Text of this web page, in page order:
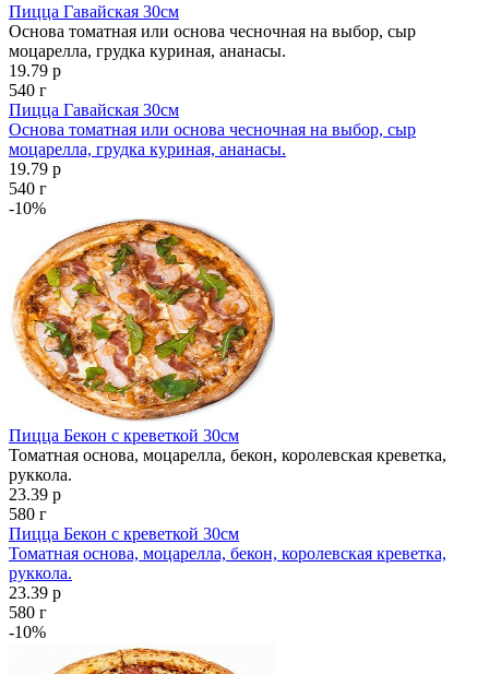
Пицца Гавайская 30см
Основа томатная или основа чесночная на выбор, сыр
моцарелла, грудка куриная, ананасы.
19.79 р
540 г
Пицца Гавайская 30см
Основа томатная или основа чесночная на выбор, сыр
моцарелла, грудка куриная, ананасы.
19.79 р
540 г
-10%
Пицца Бекон с креветкой 30см
Томатная основа, моцарелла, бекон, королевская креветка,
руккола.
23.39 р
580 г
Пицца Бекон с креветкой 30см
Томатная основа, моцарелла, бекон, королевская креветка,
руккола.
23.39 р
580 г
-10%